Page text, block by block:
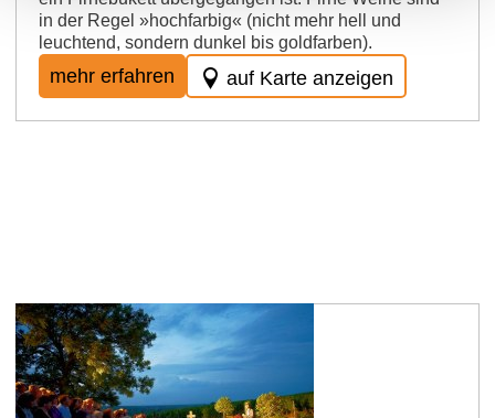
in der Regel »hochfarbig« (nicht mehr hell und
leuchtend, sondern dunkel bis goldfarben).
mehr erfahren auf Karte anzeigen
Fröhlicher Weinberg